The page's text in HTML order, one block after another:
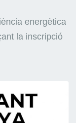
energètica
la inscripció